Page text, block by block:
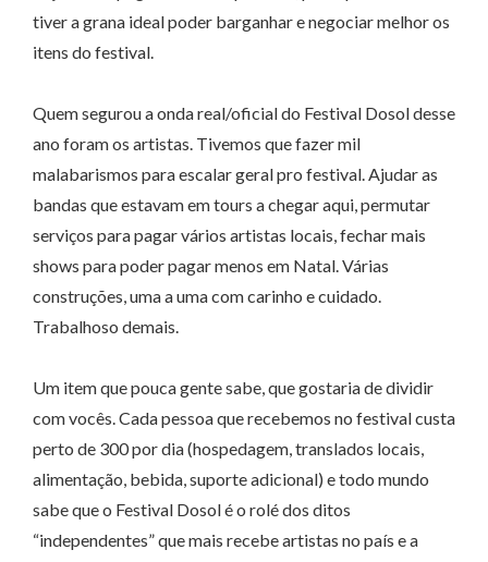
tiver a grana ideal poder barganhar e negociar melhor os
itens do festival.
Quem segurou a onda real/oficial do Festival Dosol desse
ano foram os artistas. Tivemos que fazer mil
malabarismos para escalar geral pro festival. Ajudar as
bandas que estavam em tours a chegar aqui, permutar
serviços para pagar vários artistas locais, fechar mais
shows para poder pagar menos em Natal. Várias
construções, uma a uma com carinho e cuidado.
Trabalhoso demais.
Um item que pouca gente sabe, que gostaria de dividir
com vocês. Cada pessoa que recebemos no festival custa
perto de 300 por dia (hospedagem, translados locais,
alimentação, bebida, suporte adicional) e todo mundo
sabe que o Festival Dosol é o rolé dos ditos
“independentes” que mais recebe artistas no país e a